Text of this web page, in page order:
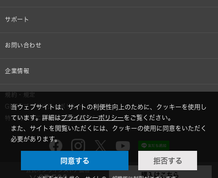
公式オンラインストア価格
購入はこちら
車載製品
部品/付属品
設備音響機器
半導体レーザー応用製品
サポート
個人向け製品サポート
お問い合わせ
その他、メディア 取材関連等のお問い合わせ
企業情報
株式会社オーディオテクニカ
採用情報
GLOBAL-オーディオテクニカ
audio-technica MIMIO
規約・規定
GDPRプライバシーポリシー
特定商取引に関する法律に基づく表示
© 2026 Audio-Technica Corporation. All rights reserved.
当ウェブサイトは、サイトの利便性向上のために、クッキーを使用し
ています。詳細はプライバシーポリシーをご覧ください。
また、サイトを閲覧いただくには、クッキーの使用に同意をいただく
必要があります。
同意する 拒否する